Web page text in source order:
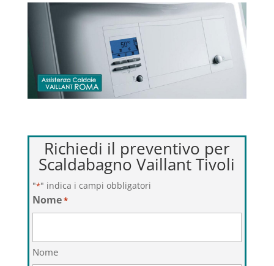
Richiedi il preventivo per
Scaldabagno Vaillant Tivoli
"*" indica i campi obbligatori
Nome*
Nome